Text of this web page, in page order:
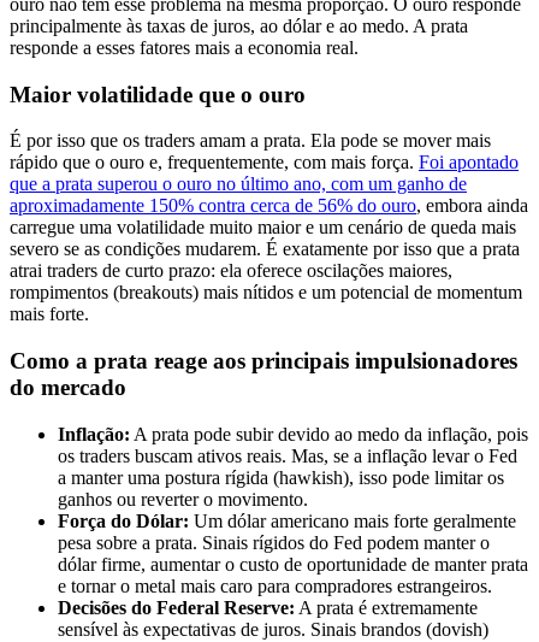
principalmente às taxas de juros, ao dólar e ao medo. A prata
responde a esses fatores mais a economia real.
Maior volatilidade que o ouro
É por isso que os traders amam a prata. Ela pode se mover mais
rápido que o ouro e, frequentemente, com mais força. Foi apontado
que a prata superou o ouro no último ano, com um ganho de
aproximadamente 150% contra cerca de 56% do ouro, embora ainda
carregue uma volatilidade muito maior e um cenário de queda mais
severo se as condições mudarem. É exatamente por isso que a prata
atrai traders de curto prazo: ela oferece oscilações maiores,
rompimentos (breakouts) mais nítidos e um potencial de momentum
mais forte.
Como a prata reage aos principais impulsionadores
do mercado
Inflação: A prata pode subir devido ao medo da inflação, pois
os traders buscam ativos reais. Mas, se a inflação levar o Fed
a manter uma postura rígida (hawkish), isso pode limitar os
ganhos ou reverter o movimento.
Força do Dólar: Um dólar americano mais forte geralmente
pesa sobre a prata. Sinais rígidos do Fed podem manter o
dólar firme, aumentar o custo de oportunidade de manter prata
e tornar o metal mais caro para compradores estrangeiros.
Decisões do Federal Reserve: A prata é extremamente
sensível às expectativas de juros. Sinais brandos (dovish)